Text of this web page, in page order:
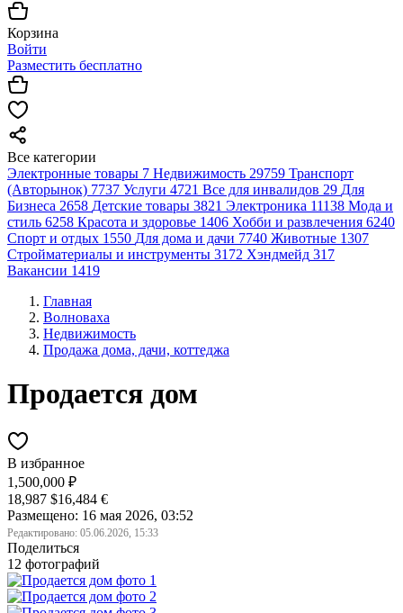
Корзина
Войти
Разместить бесплатно
Все категории
Электронные товары 7 Недвижимость 29759 Транспорт
(Авторынок) 7737 Услуги 4721 Все для инвалидов 29 Для
Бизнеса 2658 Детские товары 3821 Электроника 11138 Мода и
стиль 6258 Красота и здоровье 1406 Хобби и развлечения 6240
Спорт и отдых 1550 Для дома и дачи 7740 Животные 1307
Стройматериалы и инструменты 3172 Хэндмейд 317
Вакансии 1419
Главная
Волноваха
Недвижимость
Продажа дома, дачи, коттеджа
Продается дом
В избранное
1,500,000 ₽
18,987 $16,484 €
Размещено: 16 мая 2026, 03:52
Редактировано: 05.06.2026, 15:33
Поделиться
12 фотографий